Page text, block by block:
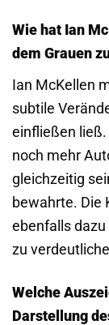
Wie hat Ian
dem Grauen
Ian McKellen
subtile
einfließen
noch mehr
gleichzeitig
bewahrte. Die
ebenfalls
zu
Welche
Darstellung